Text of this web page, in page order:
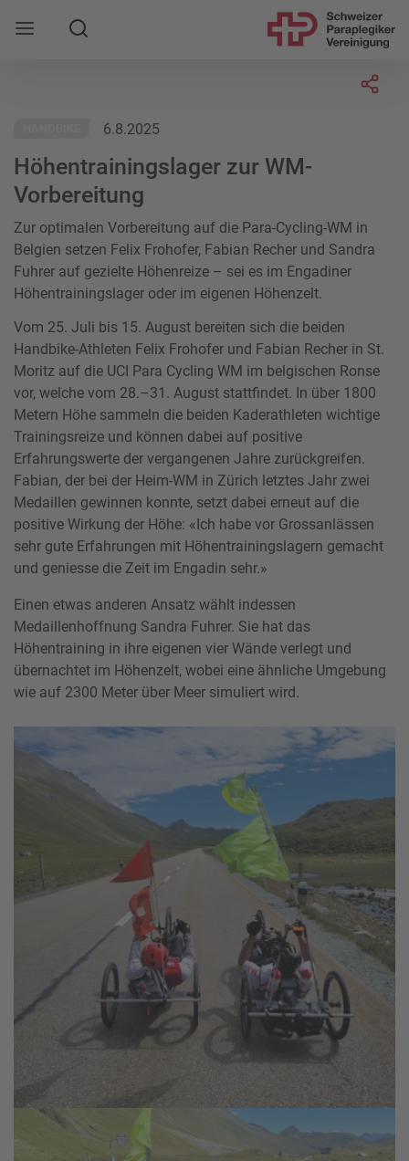
Mobile Navigation öffnen
Suche
6.8.2025
Höhentrainingslager zur WM-
Vorbereitung
Zur optimalen Vorbereitung auf die Para-Cycling-WM in
Belgien setzen Felix Frohofer, Fabian Recher und Sandra
Fuhrer auf gezielte Höhenreize – sei es im Engadiner
Höhentrainingslager oder im eigenen Höhenzelt.
Vom 25. Juli bis 15. August bereiten sich die beiden
Handbike-Athleten Felix Frohofer und Fabian Recher in St.
Moritz auf die UCI Para Cycling WM im belgischen Ronse
vor, welche vom 28.–31. August stattfindet. In über 1800
Metern Höhe sammeln die beiden Kaderathleten wichtige
Trainingsreize und können dabei auf positive
Erfahrungswerte der vergangenen Jahre zurückgreifen.
Fabian, der bei der Heim-WM in Zürich letztes Jahr zwei
Medaillen gewinnen konnte, setzt dabei erneut auf die
positive Wirkung der Höhe: «Ich habe vor Grossanlässen
sehr gute Erfahrungen mit Höhentrainingslagern gemacht
und geniesse die Zeit im Engadin sehr.»
Einen etwas anderen Ansatz wählt indessen
Medaillenhoffnung Sandra Fuhrer. Sie hat das
Höhentraining in ihre eigenen vier Wände verlegt und
übernachtet im Höhenzelt, wobei eine ähnliche Umgebung
wie auf 2300 Meter über Meer simuliert wird.